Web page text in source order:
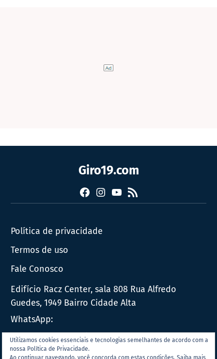
Giro19.com
FacebookInstagram
YouTube
RSS
Política de privacidade
Termos de uso
Fale Conosco
Edifício Racz Center, sala 808 Rua Alfredo
Guedes, 1949 Bairro Cidade Alta
WhatsApp:
E-mail:contato@giro19.com.br
Utilizamos cookies essenciais e tecnologias semelhantes de acordo com a
nossa Política de Privacidade.
Ao continuar navegando, você concorda com estas condições.Saiba mais